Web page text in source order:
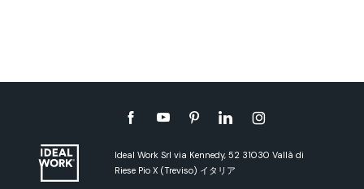
Ideal Work Srl via Kennedy, 52 31030 Vallà di
Riese Pio X (Treviso) イタリア